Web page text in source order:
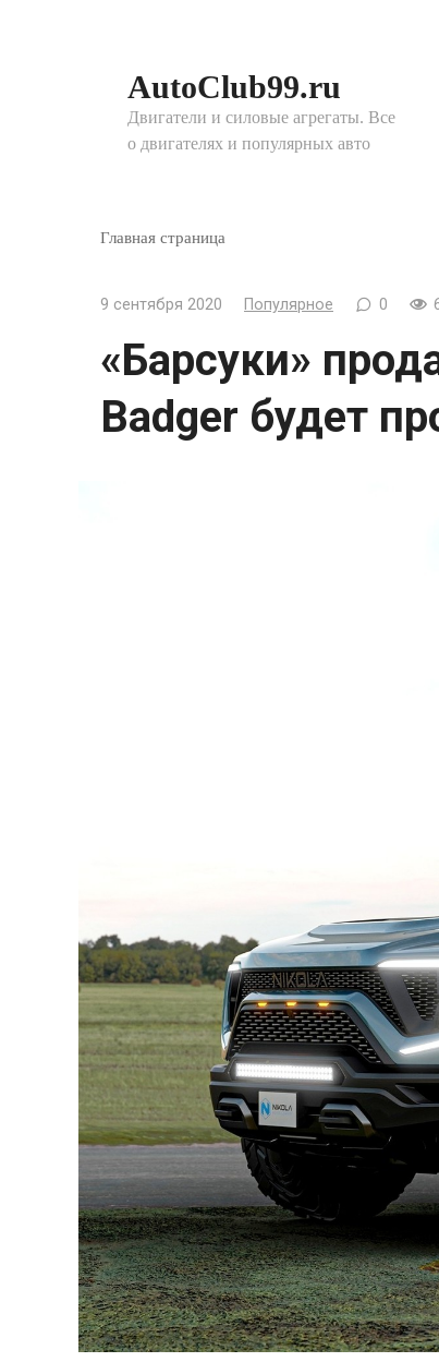
AutoClub99.ru
Двигатели и силовые агрегаты. Все
о двигателях и популярных авто
Главная страница
9 сентября 2020 Популярное 0
«Барсуки»
Badger будет